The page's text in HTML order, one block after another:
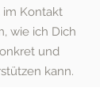
im Kontakt
wie ich Dich
und
kann.